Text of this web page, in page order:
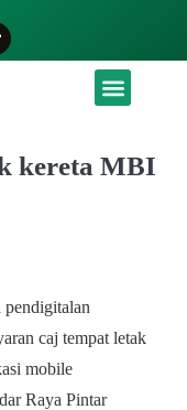
kereta MBI
caj tempat letak
mobile
Raya Pintar